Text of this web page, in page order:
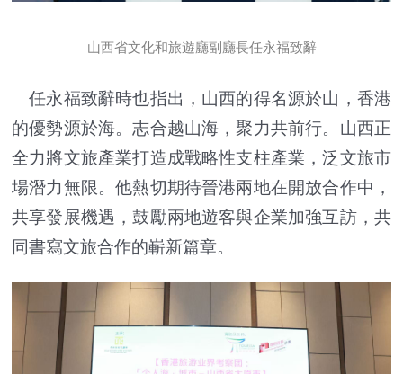
山西省文化和旅遊廳副廳長任永福致辭
任永福致辭時也指出，山西的得名源於山，香港
的優勢源於海。志合越山海，聚力共前行。山西正
全力將文旅產業打造成戰略性支柱產業，泛文旅市
場潛力無限。他熱切期待晉港兩地在開放合作中，
共享發展機遇，鼓勵兩地遊客與企業加強互訪，共
同書寫文旅合作的嶄新篇章。